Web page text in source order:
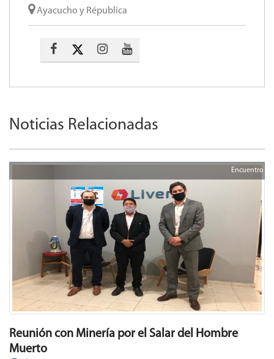
Ayacucho y Républica
Noticias Relacionadas
Encuentro
Reunión con Minería por el Salar del Hombre
Muerto